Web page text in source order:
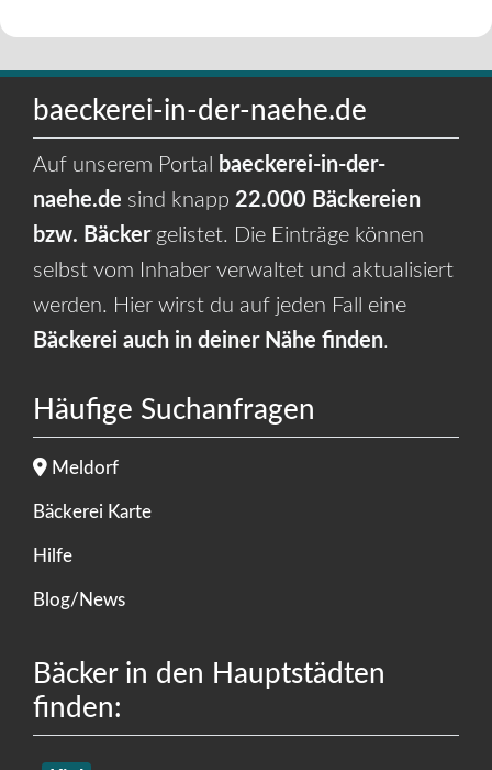
baeckerei-in-der-naehe.de
Auf unserem Portal
baeckerei-in-der-
naehe.de sind knapp 22.000 Bäckereien
bzw. Bäckergelistet. Die Einträge können
selbst vom Inhaber verwaltet und aktualisiert
werden. Hier wirst du auf jeden Fall eine
Bäckerei auch in deiner Nähe finden.
Häufige Suchanfragen
Meldorf
Bäckerei Karte
Hilfe
Blog/News
Bäcker in den Hauptstädten
finden: